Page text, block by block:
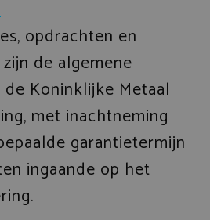
configurator
opdrachten en
de algemene
Koninklijke Metaal
met inachtneming
garantietermijn
ingaande op het